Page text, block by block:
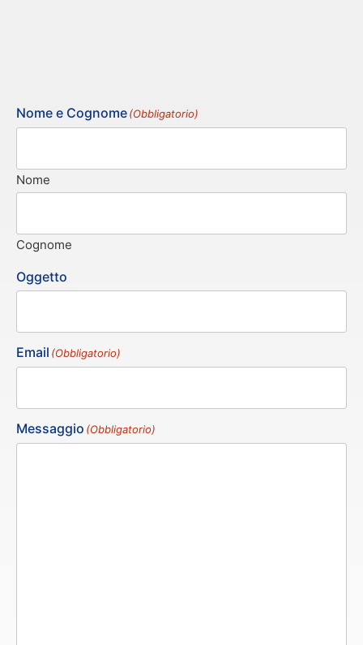
Nome e Cognome(Obbligatorio)
Nome
Cognome
Oggetto
Email (Obbligatorio)
Messaggio (Obbligatorio)